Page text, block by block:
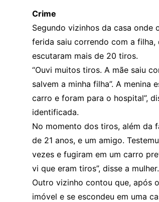
Crime
Segundo vizinhos da casa
ferida saiu correndo com a filha,
escutaram mais de 20 tiros.
“Ouvi muitos tiros. A mãe saiu
salvem a minha filha”. A menina
carro e foram para o hospital”,
identificada.
No momento dos tiros, além da
de 21 anos, e um amigo.
vezes e fugiram em um carro
vi que eram tiros”, disse a mulher.
Outro vizinho contou que, após
imóvel e se escondeu em uma